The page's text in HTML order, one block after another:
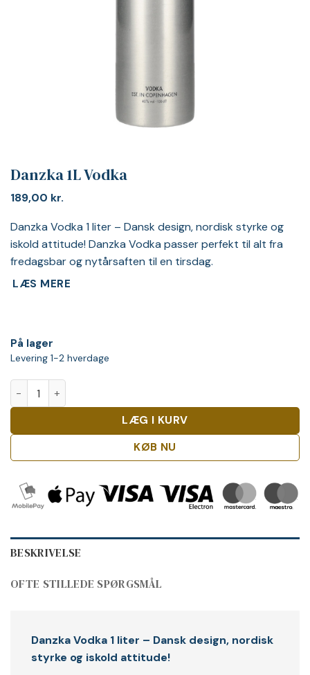
Danzka 1L Vodka
189,00 kr.
Danzka Vodka 1 liter – Dansk design, nordisk styrke og
iskold attitude! Danzka Vodka passer perfekt til alt fra
fredagsbar og nytårsaften til en tirsdag.
LÆS MERE
På lager
Levering 1-2 hverdage
LÆG I KURV
KØB NU
BESKRIVELSE
OFTE STILLEDE SPØRGSMÅL
Danzka Vodka 1 liter – Dansk design, nordisk
styrke og iskold attitude!